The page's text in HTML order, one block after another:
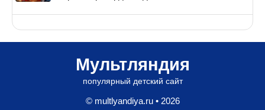
Мультляндия
популярный детский сайт
© multlyandiya.ru • 2026